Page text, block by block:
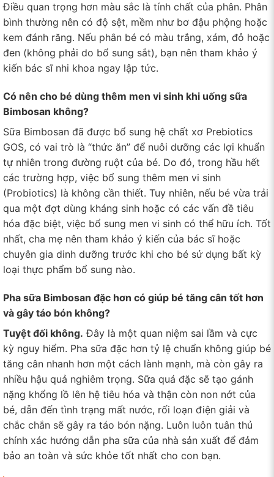
Điều quan trọng hơn màu sắc là tính chất của phân. Phân
bình thường nên có độ sệt, mềm như bơ đậu phộng hoặc
kem đánh răng. Nếu phân bé có màu trắng, xám, đỏ hoặc
đen (không phải do bổ sung sắt), bạn nên tham khảo ý
kiến bác sĩ nhi khoa ngay lập tức.
Có nên cho bé dùng thêm men vi sinh khi uống sữa
Bimbosan không?
Sữa Bimbosan đã được bổ sung hệ chất xơ Prebiotics
GOS, có vai trò là “thức ăn” để nuôi dưỡng các lợi khuẩn
tự nhiên trong đường ruột của bé. Do đó, trong hầu hết
các trường hợp, việc bổ sung thêm men vi sinh
(Probiotics) là không cần thiết. Tuy nhiên, nếu bé vừa trải
qua một đợt dùng kháng sinh hoặc có các vấn đề tiêu
hóa đặc biệt, việc bổ sung men vi sinh có thể hữu ích. Tốt
nhất, cha mẹ nên tham khảo ý kiến của bác sĩ hoặc
chuyên gia dinh dưỡng trước khi cho bé sử dụng bất kỳ
loại thực phẩm bổ sung nào.
Pha sữa Bimbosan đặc hơn có giúp bé tăng cân tốt hơn
và gây táo bón không?
Tuyệt đối không. Đây là một quan niệm sai lầm và cực
kỳ nguy hiểm. Pha sữa đặc hơn tỷ lệ chuẩn không giúp bé
tăng cân nhanh hơn một cách lành mạnh, mà còn gây ra
nhiều hậu quả nghiêm trọng. Sữa quá đặc sẽ tạo gánh
nặng khổng lồ lên hệ tiêu hóa và thận còn non nớt của
bé, dẫn đến tình trạng mất nước, rối loạn điện giải và
chắc chắn sẽ gây ra táo bón nặng. Luôn luôn tuân thủ
chính xác hướng dẫn pha sữa của nhà sản xuất để đảm
bảo an toàn và sức khỏe tốt nhất cho con bạn.